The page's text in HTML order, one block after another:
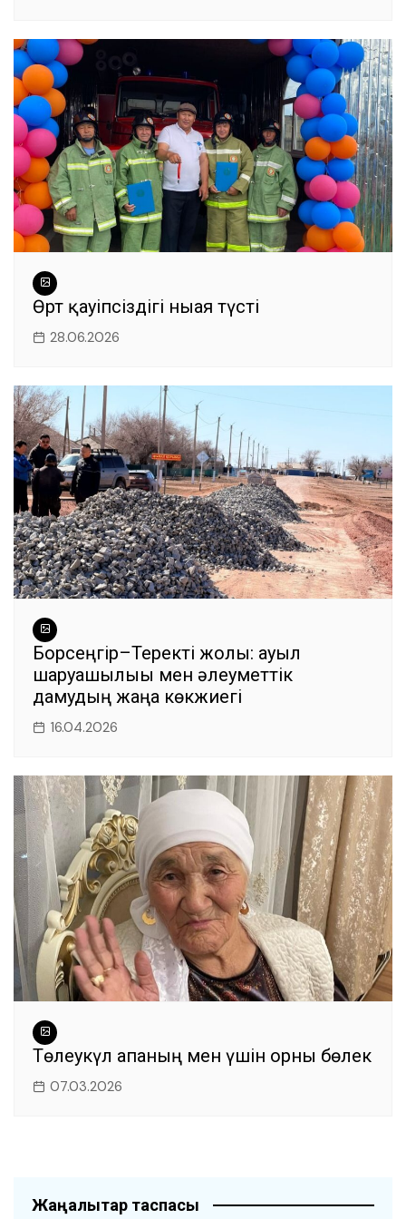
Өрт қауіпсіздігі нығая түсті
28.06.2026
Борсеңгір–Теректі жолы: ауыл
шаруашылығы мен әлеуметтік
дамудың жаңа көкжиегі
16.04.2026
Төлеукүл апаның мен үшін орны бөлек
07.03.2026
Жаңалықтар таспасы